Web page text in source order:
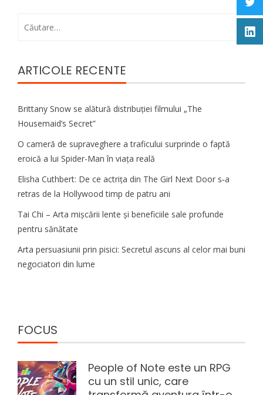
ARTICOLE RECENTE
Brittany Snow se alătură distribuției filmului „The
Housemaid’s Secret”
O cameră de supraveghere a traficului surprinde o faptă
eroică a lui Spider-Man în viața reală
Elisha Cuthbert: De ce actrița din The Girl Next Door s‑a
retras de la Hollywood timp de patru ani
Tai Chi – Arta mișcării lente și beneficiile sale profunde
pentru sănătate
Arta persuasiunii prin pisici: Secretul ascuns al celor mai buni
negociatori din lume
FOCUS
People of Note este un RPG
cu un stil unic, care